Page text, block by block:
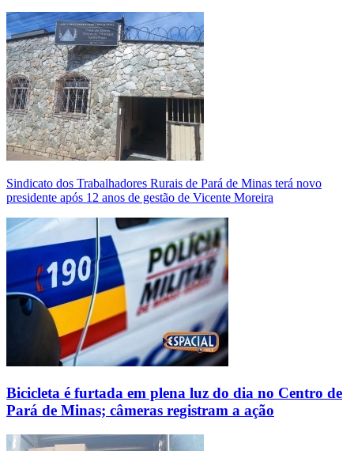
Sindicato dos Trabalhadores Rurais de Pará de Minas terá novo
presidente após 12 anos de gestão de Vicente Moreira
Bicicleta é furtada em plena luz do dia no Centro de
Pará de Minas; câmeras registram a ação